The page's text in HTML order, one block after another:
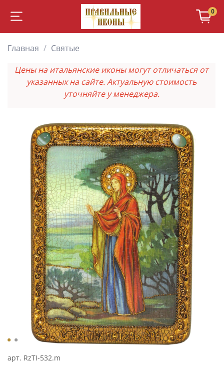
0
Главная
Святые
Цены на итальянские иконы могут отличаться от
указанных на сайте. Актуальную стоимость
уточняйте у менеджера.
арт. RzTI-532.m